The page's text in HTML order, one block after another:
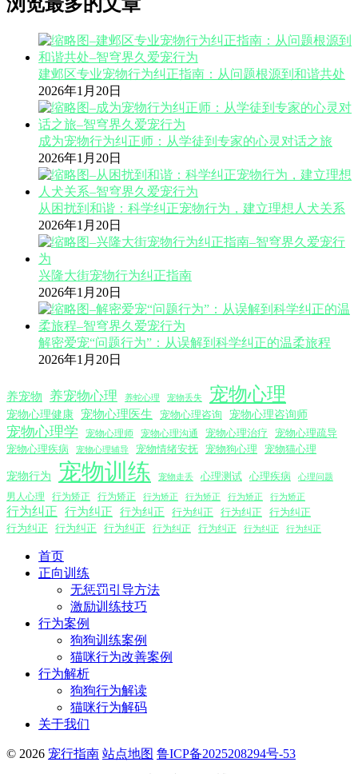
建邺区专业宠物行为纠正指南：从问题根源到和谐共处
2026年1月20日
成为宠物行为纠正师：从学徒到专家的心灵对话之旅
2026年1月20日
从困扰到和谐：科学纠正宠物行为，建立理想人犬关系
2026年1月20日
兴隆大街宠物行为纠正指南
2026年1月20日
解密爱宠“问题行为”：从误解到科学纠正的温柔旅程
2026年1月20日
养宠物 养宠物心理 养蛇心理 宠物丢失 宠物心理
宠物心理健康 宠物心理医生 宠物心理咨询 宠物心理咨询师
宠物心理学 宠物心理师 宠物心理沟通 宠物心理治疗
宠物心理疏导
宠物心理疾病
宠物心理辅导 宠物情绪安抚 宠物狗心理 宠物猫心理
宠物行为 宠物训练 宠物走丢 心理测试 心理疾病 心理问题
男人心理 行为矫正 行为矫正 行为矫正 行为矫正 行为矫正 行为矫正
行为纠正 行为纠正 行为纠正 行为纠正 行为纠正
行为纠正
行为纠正
行为纠正 行为纠正 行为纠正 行为纠正 行为纠正 行为纠正
首页
正向训练
无惩罚引导方法
激励训练技巧
行为案例
狗狗训练案例
猫咪行为改善案例
行为解析
狗狗行为解读
猫咪行为解码
关于我们
© 2026 宠行指南 站点地图 鲁ICP备2025208294号-53